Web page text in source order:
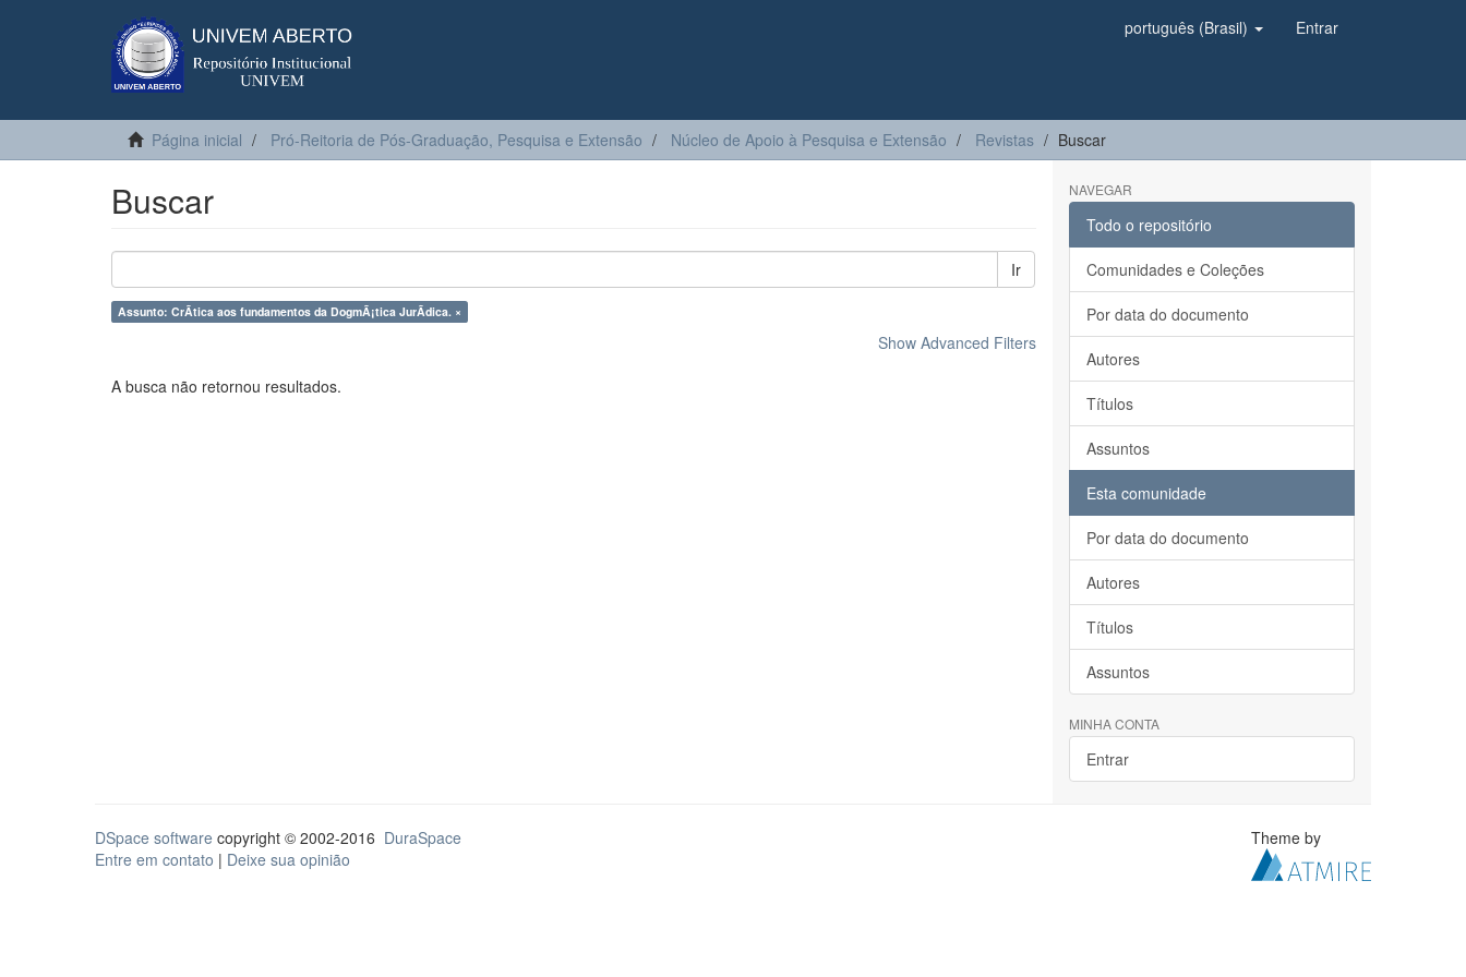
português (Brasil) Entrar
Página inicial Pró-Reitoria de Pós-Graduação, Pesquisa e Extensão Núcleo de Apoio à Pesquisa e Extensão Revistas Buscar
Buscar
Ir
Assunto: CrÃ­tica aos fundamentos da DogmÃ¡tica JurÃ­dica. ×
Show Advanced Filters
A busca não retornou resultados.
NAVEGAR
Todo o repositório
Comunidades e Coleções
Por data do documento
Autores
Títulos
Assuntos
Esta comunidade
Por data do documento
Autores
Títulos
Assuntos
MINHA CONTA
Entrar
DSpace software copyright © 2002-2016 DuraSpace
Entre em contato | Deixe sua opinião
Theme by